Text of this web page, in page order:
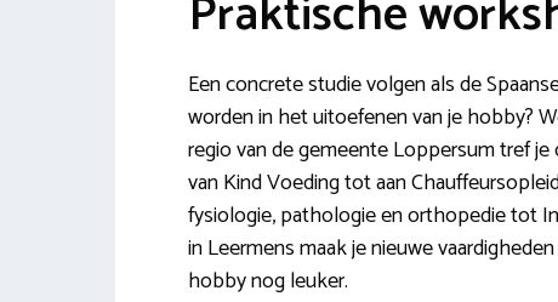
Een concrete studie volgen als de
worden in het uitoefenen van je hobby?
regio van de gemeente Loppersum tref
van Kind Voeding tot aan
fysiologie, pathologie en orthopedie tot
in Leermens maak je nieuwe
hobby nog leuker.